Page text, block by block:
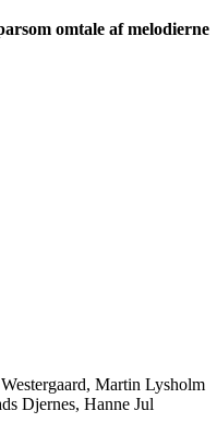
omtale af melodierne
Martin Lysholm
Djernes, Hanne Jul